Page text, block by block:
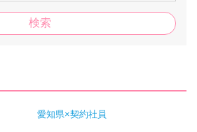
愛知県×契約社員